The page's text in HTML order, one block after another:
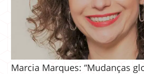
Marcia Marques: “Mudanças